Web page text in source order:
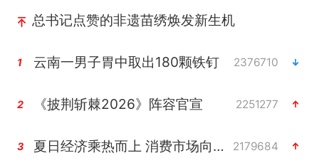
总书记点赞的非遗苗绣焕发新生机
1 云南一男子胃中取出180颗铁钉 2376710
2 《披荆斩棘2026》阵容官宣 2251277
3 夏日经济乘热而上 消费市场向新而行 2179684